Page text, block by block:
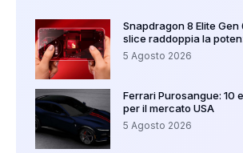
Snapdragon 8 Elite Gen
slice raddoppia la
5 Agosto 2026
Ferrari Purosangue: 10
per il mercato USA
5 Agosto 2026